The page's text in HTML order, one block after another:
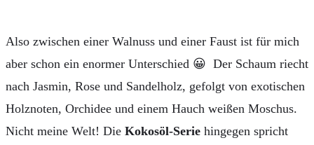
Also zwischen einer Walnuss und einer Faust ist für mich
aber schon ein enormer Unterschied 😀 Der Schaum riecht
nach Jasmin, Rose und Sandelholz, gefolgt von exotischen
Holznoten, Orchidee und einem Hauch weißen Moschus.
Nicht meine Welt! Die Kokosöl-Serie hingegen spricht